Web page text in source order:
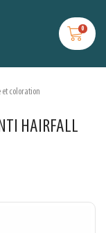
0
coloration
HAIRFALL